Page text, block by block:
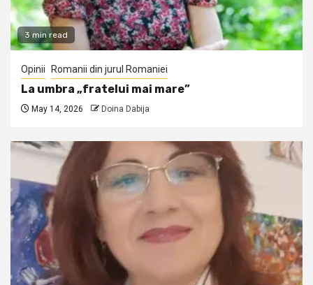
3 min read
Opinii Romanii din jurul Romaniei
La umbra „fratelui mai mare”
May 14, 2026 Doina Dabija